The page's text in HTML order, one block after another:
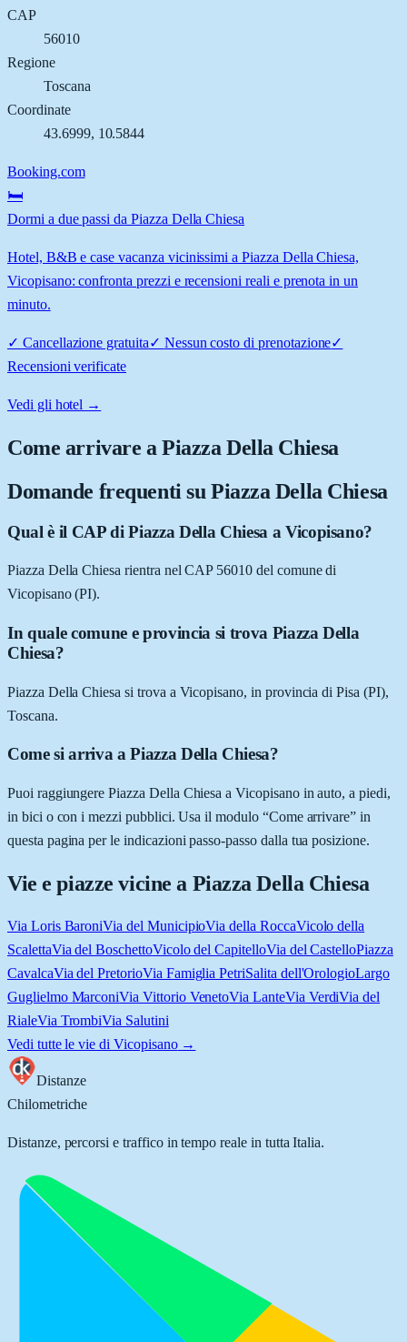
CAP
56010
Regione
Toscana
Coordinate
43.6999, 10.5844
Booking.com
🛏️
Dormi a due passi da Piazza Della Chiesa
Hotel, B&B e case vacanza vicinissimi a Piazza Della Chiesa,
Vicopisano: confronta prezzi e recensioni reali e prenota in un
minuto.
✓ Cancellazione gratuita✓ Nessun costo di prenotazione✓
Recensioni verificate
Vedi gli hotel →
Come arrivare aPiazza Della Chiesa
Domande frequenti su Piazza Della Chiesa
Qual è il CAP di Piazza Della Chiesa a Vicopisano?
Piazza Della Chiesa rientra nel CAP 56010 del comune di
Vicopisano (PI).
In quale comune e provincia si trova Piazza Della
Chiesa?
Piazza Della Chiesa si trova a Vicopisano, in provincia di Pisa (PI),
Toscana.
Come si arriva a Piazza Della Chiesa?
Puoi raggiungere Piazza Della Chiesa a Vicopisano in auto, a piedi,
in bici o con i mezzi pubblici. Usa il modulo “Come arrivare” in
questa pagina per le indicazioni passo-passo dalla tua posizione.
Vie e piazze vicine a Piazza Della Chiesa
Via Loris BaroniVia del MunicipioVia della RoccaVicolo della
ScalettaVia del BoschettoVicolo del CapitelloVia del CastelloPiazza
CavalcaVia del PretorioVia Famiglia PetriSalita dell'OrologioLargo
Guglielmo MarconiVia Vittorio VenetoVia LanteVia VerdiVia del
RialeVia TrombiVia Salutini
Vedi tutte le vie di Vicopisano→
Distanze
Chilometriche
Distanze, percorsi e traffico in tempo reale in tutta Italia.